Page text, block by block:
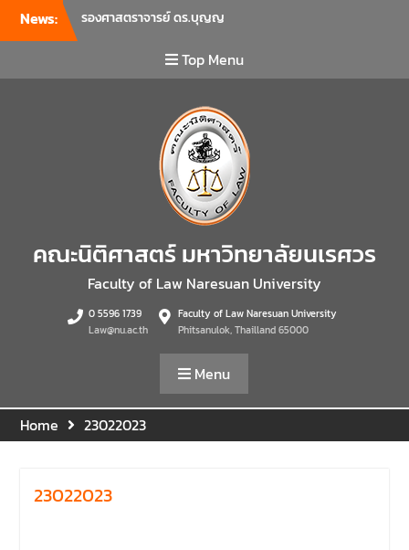
News:
รองศาสตราจารย์ ดร.บุญญ
คณะนิติศาสตร์ เป็นประธานที่
ประชุมผู้บริหารคณะพบ
เป็นการเตรียมพร้อมก่อนเปิด
ภาคเรียนต้น ปีการศึกษา 2569
พร้อมด้วยรองคณบดีทุกฝ่าย
เข้าร่วมแจ้งนโยบายแนวทาง
การบริหารงานในแต่ละด้านของ
คณะ รวมทั้งการเตรียมความ
รายวิชาวิจัยทางกฎหมาย และ
รายวิชาตรรกศาสตร์และการ
ประชุมชั้น 3 อาคารคณะ
นิติศาสตร์ มหาวิทยาลัยนเรศวร
คณะนิติศาสตร์ มหาวิทยาลัย
นเรศวร จัดโครงการเตรียม
ความพร้อมเพื่อรับมือภัยพิบัติ
และปฐมพยาบาลเบื้องต้น
ประจำปี 2569 ณ ห้อง 2-311
กิจกรรมดังกล่าวจัดขึ้นสำหรับ
Top Menu
คณะนิติศาสตร์ มหาวิทยาลัยนเรศวร
Faculty of Law Naresuan University
0 5596 1739
Law@nu.ac.th
Faculty of Law Naresuan University
Phitsanulok, Thailland 65000
Menu
Home 23022023
23022023